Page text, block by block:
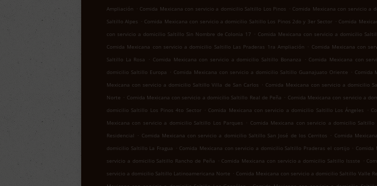
Ampliación . Comida Mexicana con servicio a domicilio Saltillo Los Pinos . Comida Mexicana con servicio a
Saltillo Alpes . Comida Mexicana con servicio a domicilio Saltillo Los Pinos 2do y 3er Sector . Comida
con servicio a domicilio Saltillo Sin Nombre de Colonia 17 . Comida Mexicana con servicio a domicilio
Comida Mexicana con servicio a domicilio Saltillo Las Praderas 1ra Ampliación . Comida Mexicana con
Saltillo La Rosa
. Comida Mexicana con servicio a domicilio Saltillo Bonanza . Comida Mexicana con
domicilio Saltillo Europa . Comida Mexicana con servicio a domicilio Saltillo Guanajuato Oriente . Comida
Mexicana con servicio a domicilio Saltillo Villa de San Carlos . Comida Mexicana con servicio a domicilio
Norte . Comida Mexicana con servicio a domicilio Saltillo Real de Peña . Comida Mexicana con servicio a
domicilio Saltillo Los Pinos 4to Sector . Comida Mexicana con servicio a domicilio Saltillo Los Ángeles .
Mexicana con servicio a domicilio Saltillo Los Parques . Comida Mexicana con servicio a domicilio Saltillo
Residencial . Comida Mexicana con servicio a domicilio Saltillo San José de los Cerritos . Comida
domicilio Saltillo La Fragua . Comida Mexicana con servicio a domicilio Saltillo Praderas el cortijo . Comida
servicio a domicilio Saltillo Rancho de Peña . Comida Mexicana con servicio a domicilio Saltillo Issste .
servicio a domicilio Saltillo Latinoamericana Norte . Comida Mexicana con servicio a domicilio Saltillo Valle